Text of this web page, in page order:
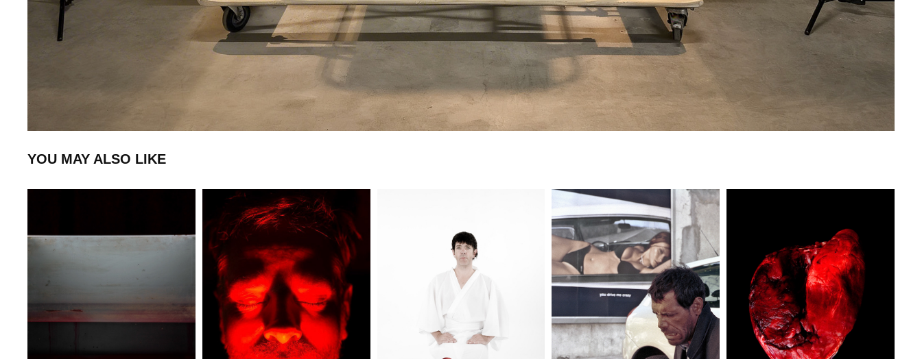
YOU MAY ALSO LIKE
MEIN ANGST  AQUARIUM DEAD MEN TELL NO TALES WESTERN SEPPUKU BULGARIA      2000-2025 MEIN ANGST  THE HEART